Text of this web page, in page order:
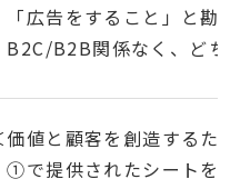
「広告をすること」と勘
B2C/B2B関係なく、どち
価値と顧客を創造するた
①で提供されたシートを